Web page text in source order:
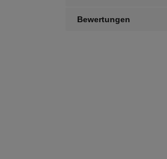
Bewertungen